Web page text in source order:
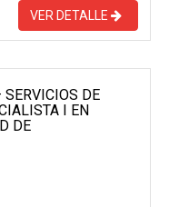
VER DETALLE
DE
I EN
DE